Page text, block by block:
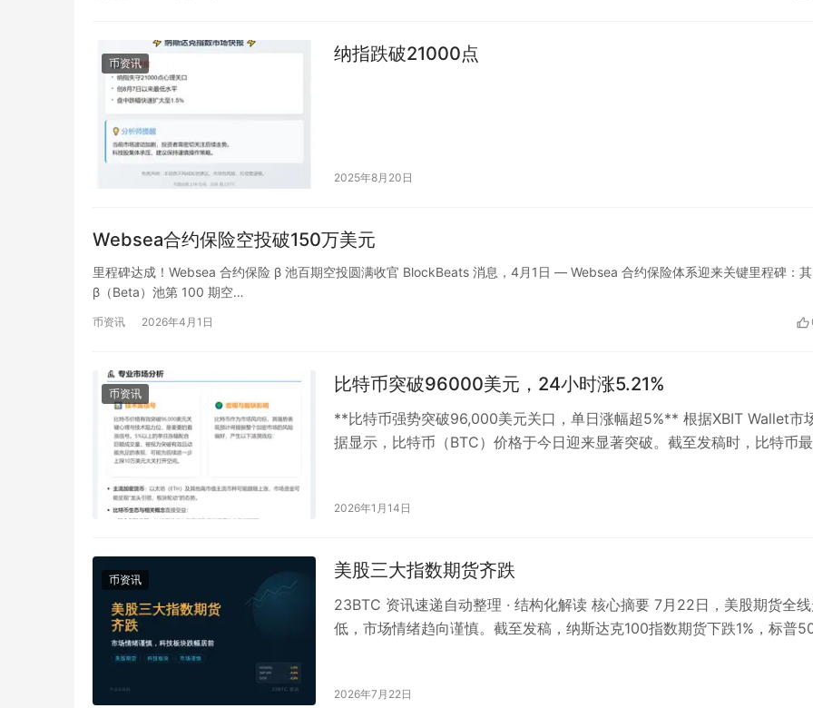
币资讯 纳指跌破21000点
2025年8月20日
Websea合约保险空投破150万美元
里程碑达成！Websea 合约保险 β 池百期空投圆满收官 BlockBeats 消息，4月1日 — Websea 合约保险体系迎来关键里程碑：其
β（Beta）池第 100 期空…
币资讯 2026年4月1日
币资讯 比特币突破96000美元，24小时涨5.21%
**比特币强势突破96,000美元关口，单日涨幅超5%** 根据XBIT Wallet市
据显示，比特币（BTC）价格于今日迎来显著突破。截至发稿时，比特币
2026年1月14日
币资讯 美股三大指数期货齐跌
23BTC 资讯速递自动整理 · 结构化解读 核心摘要 7月22日，美股期货全
低，市场情绪趋向谨慎。截至发稿，纳斯达克100指数期货下跌1%，标普
2026年7月22日